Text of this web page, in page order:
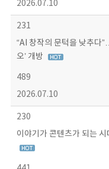
2026.07.10
231
“AI 창작의 문턱을 낮추다
오’ 개방
489
2026.07.10
230
이야기가 콘텐츠가 되는